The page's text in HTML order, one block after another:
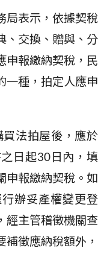
局表示，依據契稅
、交換、贈與、分
申報繳納契稅，民
一種，拍定人應申
買法拍屋後，應於
日起30日內，填
申報繳納契稅。如
辦妥產權變更登
經主管稽徵機關查
補徵應納稅額外，